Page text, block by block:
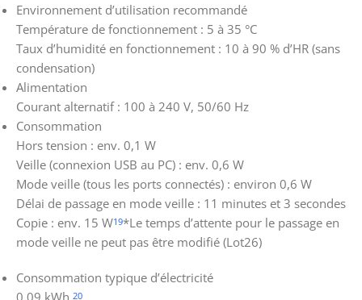
Environnement d’utilisation recommandé
Température de fonctionnement : 5 à 35 °C
Taux d’humidité en fonctionnement : 10 à 90 % d’HR (sans
condensation)
Alimentation
Courant alternatif : 100 à 240 V, 50/60 Hz
Consommation
Hors tension : env. 0,1 W
Veille (connexion USB au PC) : env. 0,6 W
Mode veille (tous les ports connectés) : environ 0,6 W
Délai de passage en mode veille : 11 minutes et 3 secondes
Copie : env. 15 W19*Le temps d’attente pour le passage en
mode veille ne peut pas être modifié (Lot26)
Consommation typique d’électricité
20